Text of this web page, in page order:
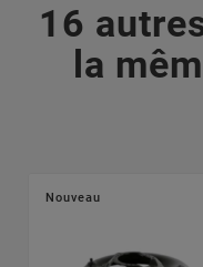
16
la
Nouveau